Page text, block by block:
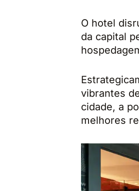
O hotel
da capital
vibrantes
cidade, a
melhores